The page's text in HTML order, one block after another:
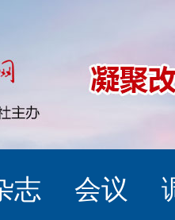
志 会议